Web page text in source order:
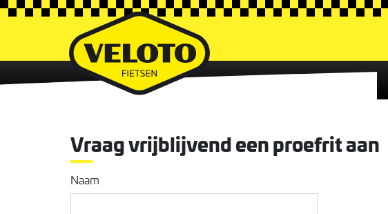
Het
Vraag vrijblijvend een proefrit aan
Naam